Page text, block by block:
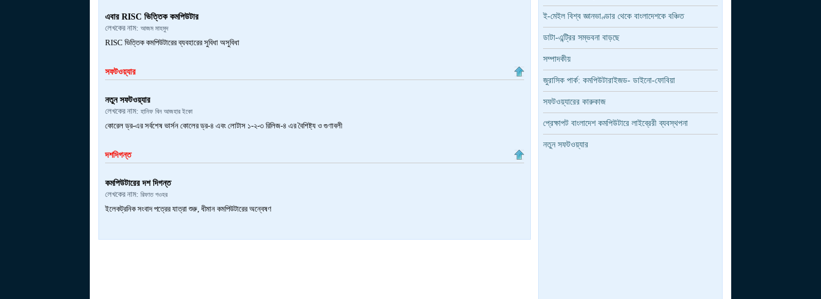
এবার RISC ভিত্তিক কমপিউটার
লেখকের নাম: আজম মাহমুদ
RISC ভিত্তিক কমপিউটারের ব্যবহারের সুবিধা অসুবিধা
সফটওয়্যার
নতুন সফটওয়্যার
লেখকের নাম: হানিফ বিন আজহার ইকো
কোরেল ড্র-এর সর্বশেষ ভার্সন কোলের ড্র-৪ এবং লোটাস ১-২-৩ রিলিজ-৪ এর বৈশিষ্ট্য ও গুণাবলী
দশদিগন্ত
কমপিউটারের দশ দিগন্ত
লেখকের নাম: রিফাত গওহর
ইলেকট্রনিক সংবাদ পত্রের যাত্রা শুরু, ধীমান কমপিউটারের অন্বেষণ
ই-মেইল বিশ্ব জ্ঞানভাণ্ডার থেকে বাংলাদেশকে বঞ্চিত
ডাটা-এন্ট্রির সম্ভবনা বাড়ছে
সম্পাদকীয়
জুরাসিক পার্ক: কমপিউটারাইজড- ডাইনো-ফোবিয়া
সফটওয়্যারের কারুকাজ
প্রেক্ষাপট বাংলাদেশ কমপিউটারে লাইব্রেরী ব্যবস্থপনা
নতুন সফটওয়্যার